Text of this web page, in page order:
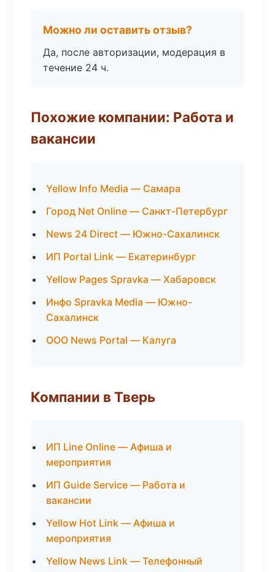
Можно ли оставить отзыв?
Да, после авторизации, модерация в
течение 24 ч.
Похожие компании: Работа и
вакансии
Yellow Info Media — Самара
Город Net Online — Санкт-Петербург
News 24 Direct — Южно-Сахалинск
ИП Portal Link — Екатеринбург
Yellow Pages Spravka — Хабаровск
Инфо Spravka Media — Южно-
Сахалинск
ООО News Portal — Калуга
Компании в Тверь
ИП Line Online — Афиша и
мероприятия
ИП Guide Service — Работа и
вакансии
Yellow Hot Link — Афиша и
мероприятия
Yellow News Link — Телефонный